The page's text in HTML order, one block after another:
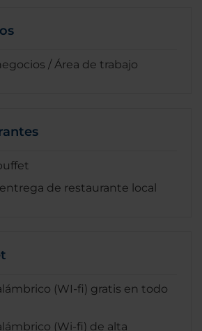
/ Área de trabajo
de restaurante local
(WI-fi) gratis en todo
(Wi-fi) de alta